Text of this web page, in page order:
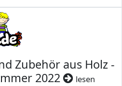
Zubehör aus Holz -
2022
lesen